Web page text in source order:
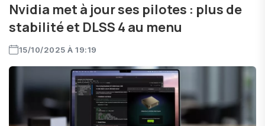
Nvidia met à jour ses pilotes : plus de
stabilité et DLSS 4 au menu
15/10/2025 À 19:19